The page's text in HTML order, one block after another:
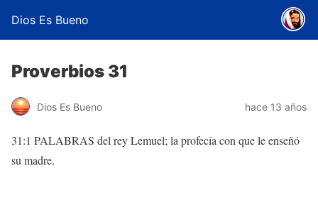
Dios Es Bueno
Proverbios 31
Dios Es Bueno hace 13 años
31:1 PALABRAS del rey Lemuel; la profecía con que le enseñó
su madre.